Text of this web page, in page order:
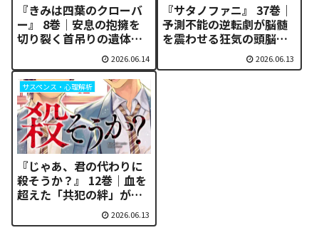
『きみは四葉のクローバ
ー』 8巻｜安息の抱擁を
切り裂く首吊りの遺体！
タイムリープに潜む狂気
を解析 | 無料で読む方法
2026.06.14
『サタノファニ』 37巻｜
予測不能の逆転劇が脳髄
を震わせる狂気の頭脳戦
と美少女の死闘！公式で
安全・無料で読む方法
2026.06.13
サスペンス・心理解析
『じゃあ、君の代わりに
殺そうか？』 12巻｜血を
超えた「共犯の絆」が辿
り着く、戦慄と救済の結
末 | 無料で読む方法2026.06.13